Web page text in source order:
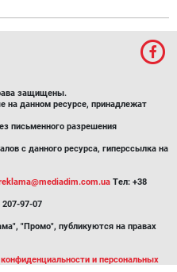
защищены.
на данном ресурсе, принадлежат
письменного разрешения
с данного ресурса, гиперссылка на
Тел: +38
97-07
"Промо", публикуются на правах
и персональных